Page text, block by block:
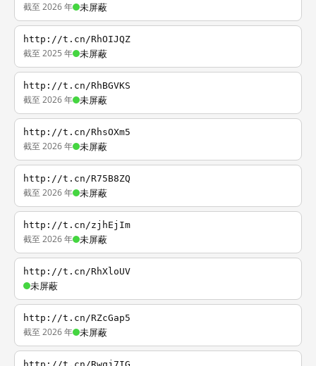
截至 2026 年 未屏蔽
http://t.cn/RhOIJQZ
截至 2025 年 未屏蔽
http://t.cn/RhBGVKS
截至 2026 年 未屏蔽
http://t.cn/RhsOXm5
截至 2026 年 未屏蔽
http://t.cn/R75B8ZQ
截至 2026 年 未屏蔽
http://t.cn/zjhEjIm
截至 2026 年 未屏蔽
http://t.cn/RhXloUV
未屏蔽
http://t.cn/RZcGap5
截至 2026 年 未屏蔽